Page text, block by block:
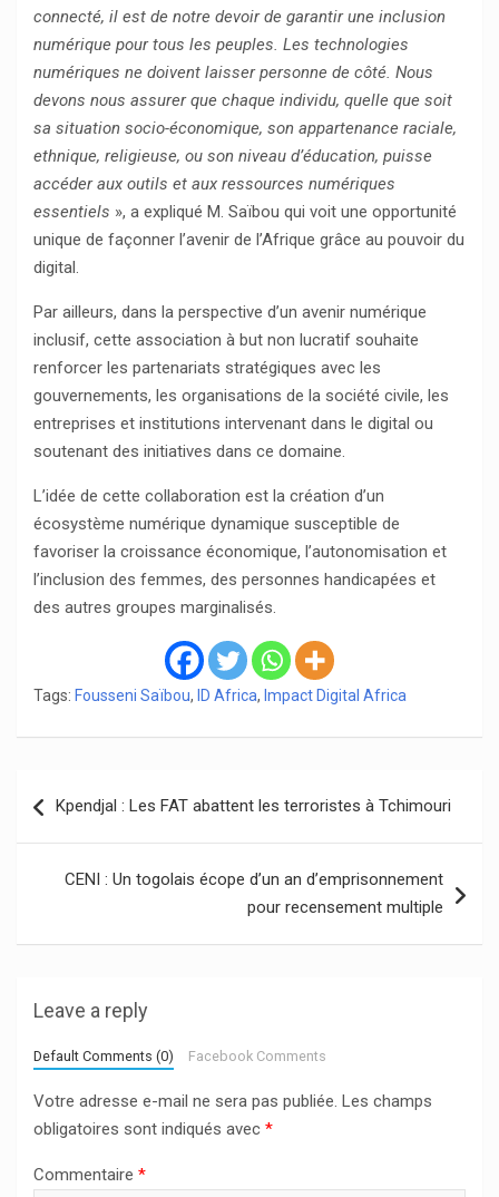
connecté, il est de notre devoir de garantir une inclusion
numérique pour tous les peuples. Les technologies
numériques ne doivent laisser personne de côté. Nous
devons nous assurer que chaque individu, quelle que soit
sa situation socio-économique, son appartenance raciale,
ethnique, religieuse, ou son niveau d’éducation, puisse
accéder aux outils et aux ressources numériques
essentiels », a expliqué M. Saïbou qui voit une opportunité
unique de façonner l’avenir de l’Afrique grâce au pouvoir du
digital.
Par ailleurs, dans la perspective d’un avenir numérique
inclusif, cette association à but non lucratif souhaite
renforcer les partenariats stratégiques avec les
gouvernements, les organisations de la société civile, les
entreprises et institutions intervenant dans le digital ou
soutenant des initiatives dans ce domaine.
L’idée de cette collaboration est la création d’un
écosystème numérique dynamique susceptible de
favoriser la croissance économique, l’autonomisation et
l’inclusion des femmes, des personnes handicapées et
des autres groupes marginalisés.
Tags: Fousseni Saïbou, ID Africa, Impact Digital Africa
de
Kpendjal : Les FAT abattent les terroristes à Tchimouri
CENI : Un togolais écope d’un an d’emprisonnement
pour recensement multiple
Leave a reply
Default Comments (0) Facebook Comments
Votre adresse e-mail ne sera pas publiée. Les champs
obligatoires sont indiqués avec *
Commentaire *